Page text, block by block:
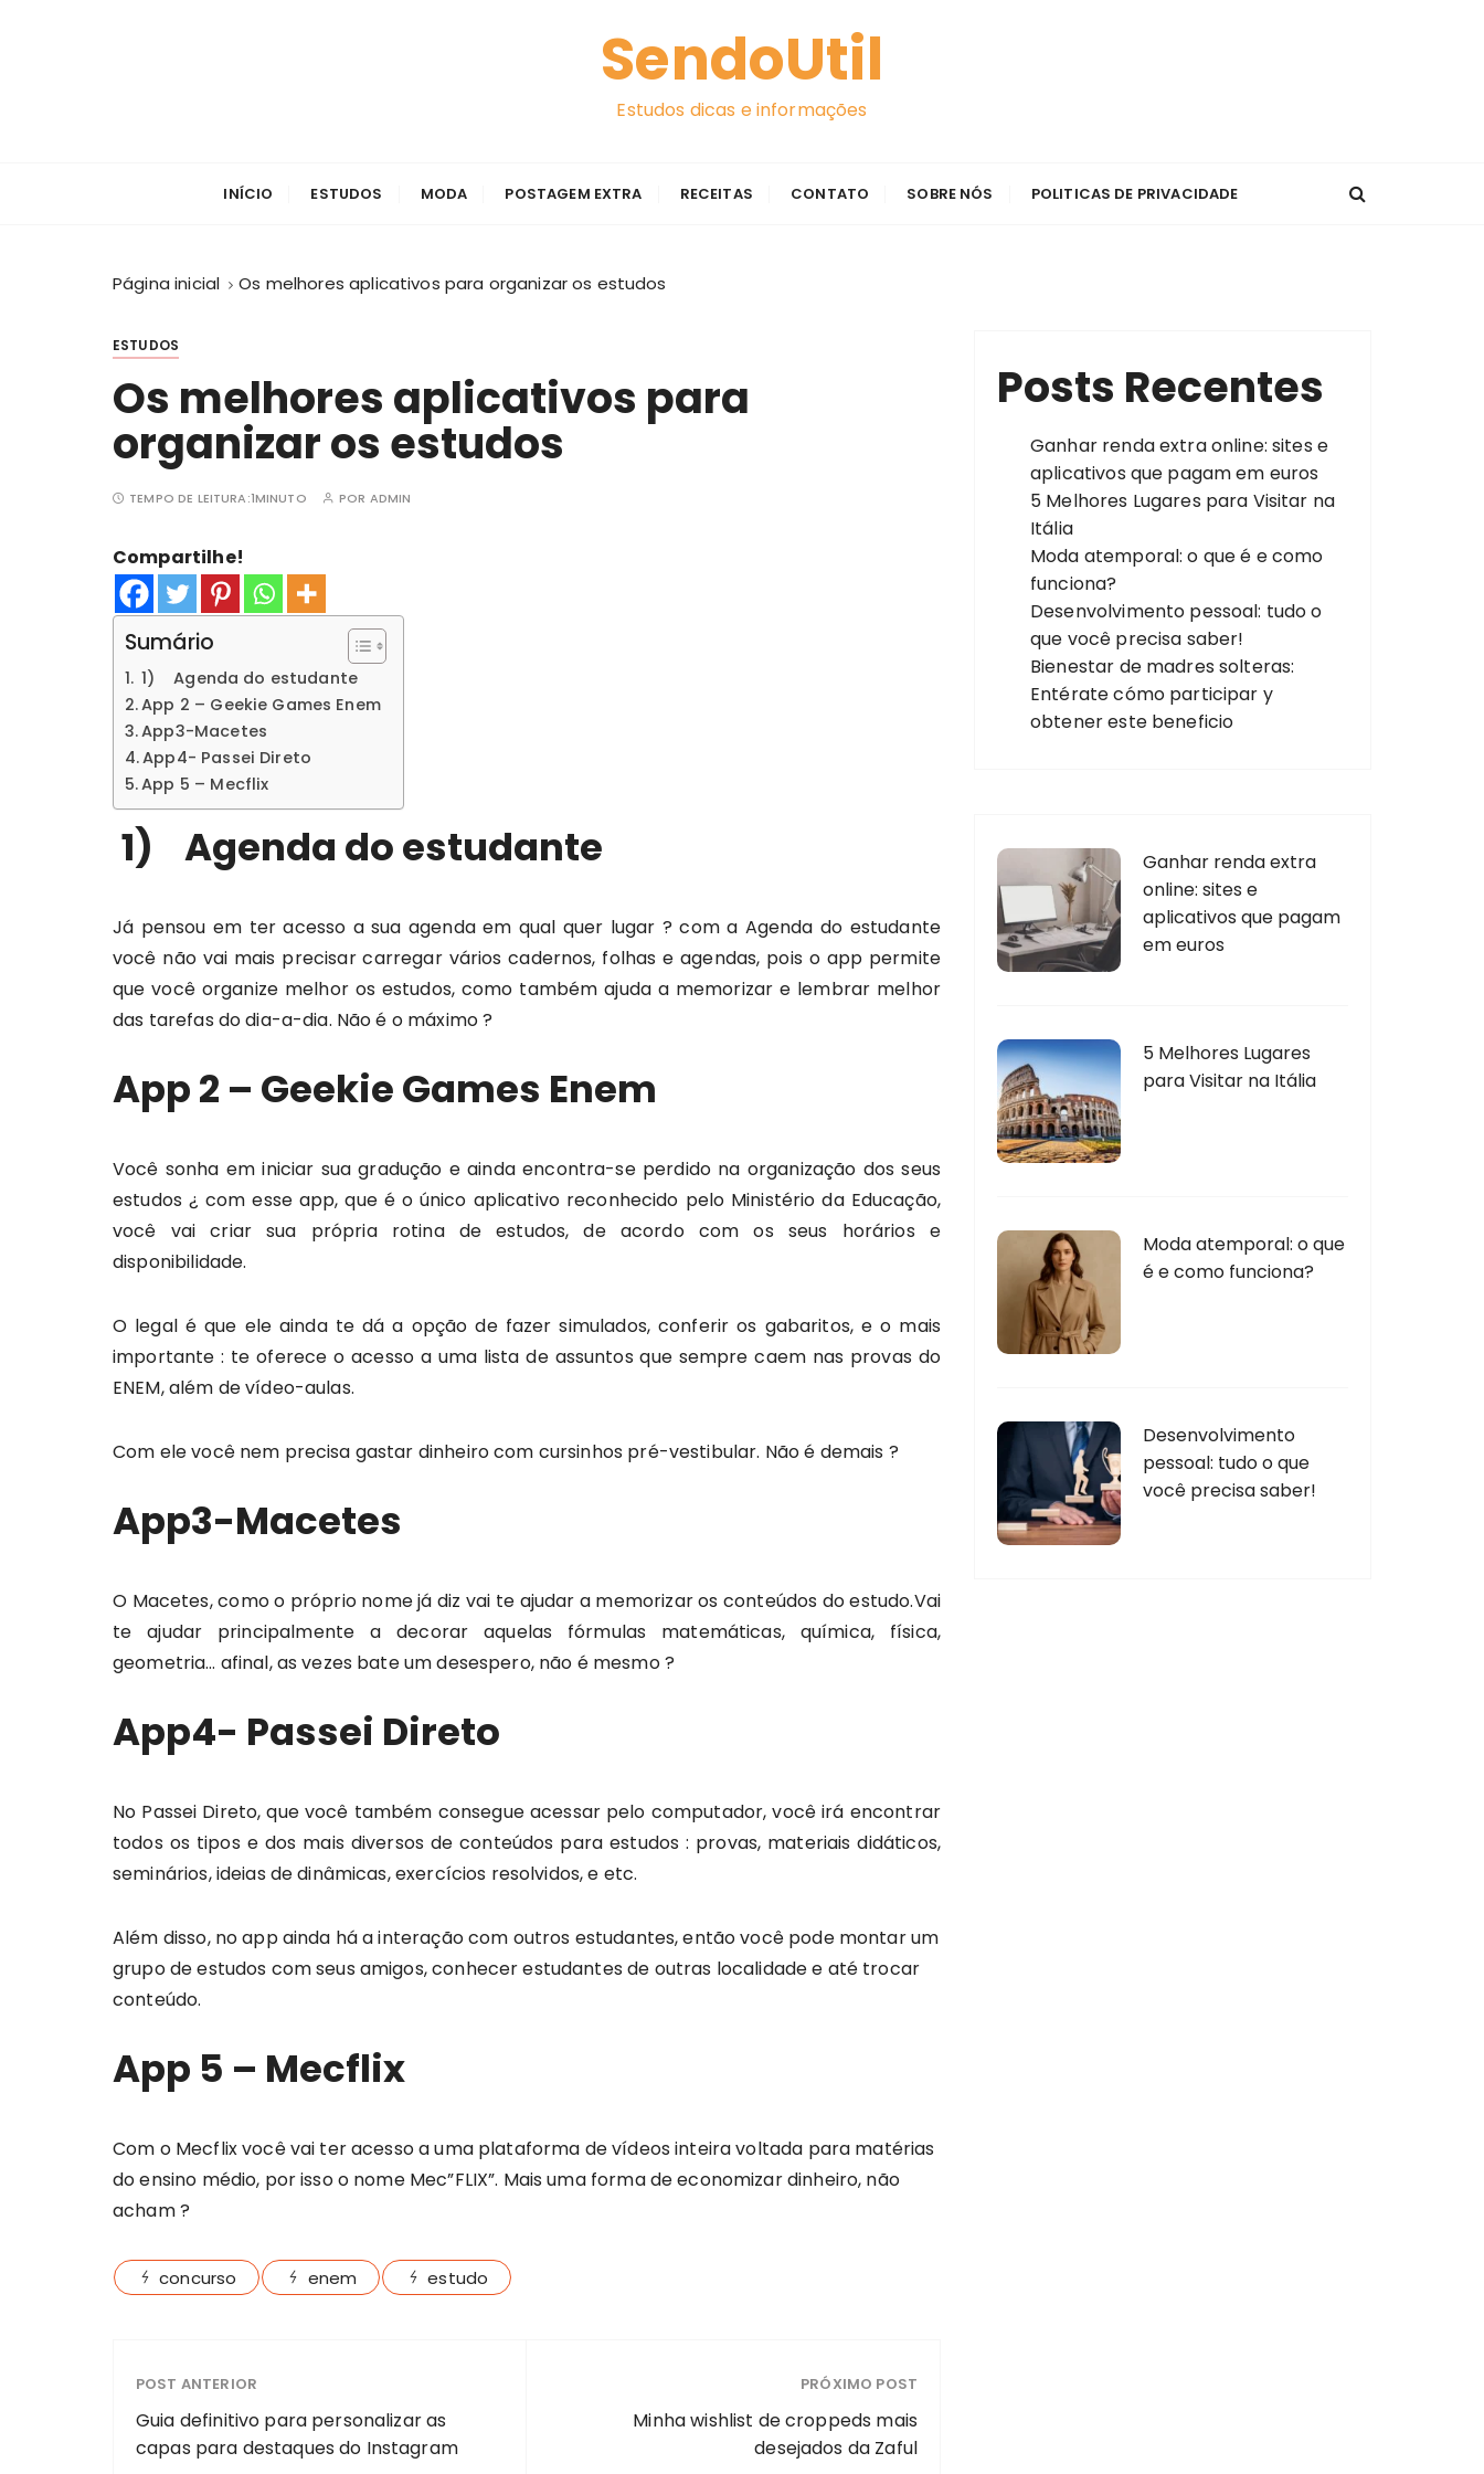
SendoUtil
Estudos dicas e informações
INÍCIO ESTUDOS MODA POSTAGEM EXTRA RECEITAS CONTATO SOBRE NÓS POLITICAS DE PRIVACIDADE
Página inicial Os melhores aplicativos para organizar os estudos
ESTUDOS
Os melhores aplicativos para
organizar os estudos
TEMPO DE LEITURA:1MINUTO POR ADMIN
Compartilhe!
Sumário
1) Agenda do estudante
App 2 – Geekie Games Enem
App3-Macetes
App4- Passei Direto
App 5 – Mecflix
1) Agenda do estudante
Já pensou em ter acesso a sua agenda em qual quer lugar ? com a Agenda do estudante
você não vai mais precisar carregar vários cadernos, folhas e agendas, pois o app permite
que você organize melhor os estudos, como também ajuda a memorizar e lembrar melhor
das tarefas do dia-a-dia. Não é o máximo ?
App 2 – Geekie Games Enem
Você sonha em iniciar sua gradução e ainda encontra-se perdido na organização dos seus
estudos ¿ com esse app, que é o único aplicativo reconhecido pelo Ministério da Educação,
você vai criar sua própria rotina de estudos, de acordo com os seus horários e
disponibilidade.
O legal é que ele ainda te dá a opção de fazer simulados, conferir os gabaritos, e o mais
importante : te oferece o acesso a uma lista de assuntos que sempre caem nas provas do
ENEM, além de vídeo-aulas.
Com ele você nem precisa gastar dinheiro com cursinhos pré-vestibular. Não é demais ?
App3-Macetes
O Macetes, como o próprio nome já diz vai te ajudar a memorizar os conteúdos do estudo.Vai
te ajudar principalmente a decorar aquelas fórmulas matemáticas, química, física,
geometria… afinal, as vezes bate um desespero, não é mesmo ?
App4- Passei Direto
No Passei Direto, que você também consegue acessar pelo computador, você irá encontrar
todos os tipos e dos mais diversos de conteúdos para estudos : provas, materiais didáticos,
seminários, ideias de dinâmicas, exercícios resolvidos, e etc.
Além disso, no app ainda há a interação com outros estudantes, então você pode montar um
grupo de estudos com seus amigos, conhecer estudantes de outras localidade e até trocar
conteúdo.
App 5 – Mecflix
Com o Mecflix você vai ter acesso a uma plataforma de vídeos inteira voltada para matérias
do ensino médio, por isso o nome Mec”FLIX”. Mais uma forma de economizar dinheiro, não
acham ?
concurso enem estudo
POST ANTERIOR
Guia definitivo para personalizar as
capas para destaques do Instagram
PRÓXIMO POST
Minha wishlist de croppeds mais
desejados da Zaful
Posts Recentes
Ganhar renda extra online: sites e
aplicativos que pagam em euros
5 Melhores Lugares para Visitar na
Itália
Moda atemporal: o que é e como
funciona?
Desenvolvimento pessoal: tudo o
que você precisa saber!
Bienestar de madres solteras:
Entérate cómo participar y
obtener este beneficio
Ganhar renda extra
online: sites e
aplicativos que pagam
em euros
5 Melhores Lugares
para Visitar na Itália
Moda atemporal: o que
é e como funciona?
Desenvolvimento
pessoal: tudo o que
você precisa saber!